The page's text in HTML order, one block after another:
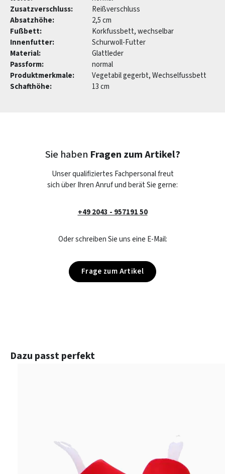
Zusatzverschluss:
Reißverschluss
Absatzhöhe:
2,5 cm
Fußbett:
Korkfussbett, wechselbar
Innenfutter:
Schurwoll-Futter
Material:
Glattleder
Passform:
normal
Produktmerkmale:
Vegetabil gegerbt, Wechselfussbett
Schafthöhe:
13 cm
Sie haben Fragen zum Artikel?
Unser qualifiziertes Fachpersonal freut
sich über Ihren Anruf und berät Sie gerne:
+49 2043 - 957191 50
Oder schreiben Sie uns eine E-Mail:
Frage zum Artikel
Produktgalerie überspringen
Dazu passt perfekt